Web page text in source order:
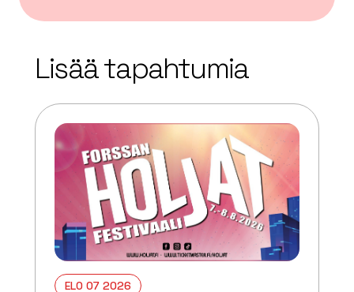
OpenStreetMap
Lisää tapahtumia
ELO 07 2026